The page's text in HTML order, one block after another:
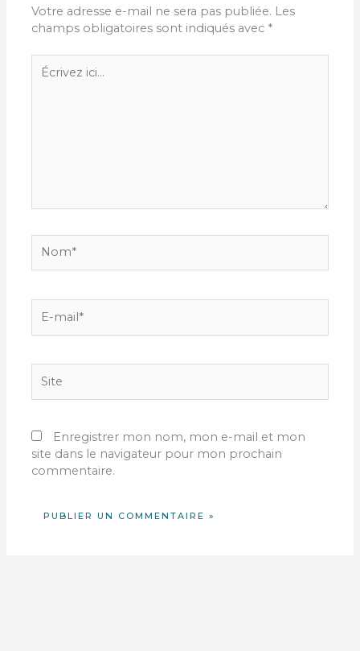
Votre adresse e-mail ne sera pas publiée. Les
champs obligatoires sont indiqués avec *
Écrivez
ici…
mail*
Enregistrer mon nom, mon e-mail et mon
site dans le navigateur pour mon prochain
commentaire.